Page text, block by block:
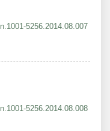
5256.2014.08.007
5256.2014.08.008